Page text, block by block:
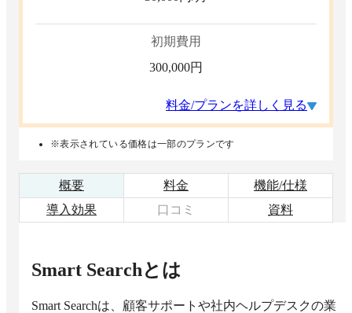
初期費用
300,000円
料金/プランを詳しく見る
※表示されている価格は一部のプランです
概要 料金
機能/仕様
導入効果
口コミ 資料
Smart Searchとは
Smart Searchは、顧客サポートや社内ヘルプデスクの業